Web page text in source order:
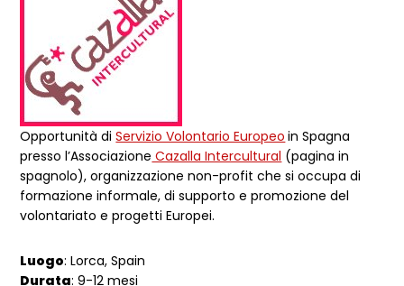
Opportunità diServizio Volontario Europeo in Spagna
presso l’Associazione Cazalla Intercultural (pagina in
spagnolo), organizzazione non-profit che si occupa di
formazione informale, di supporto e promozione del
volontariato e progetti Europei.
Luogo: Lorca, Spain
Durata: 9-12 mesi